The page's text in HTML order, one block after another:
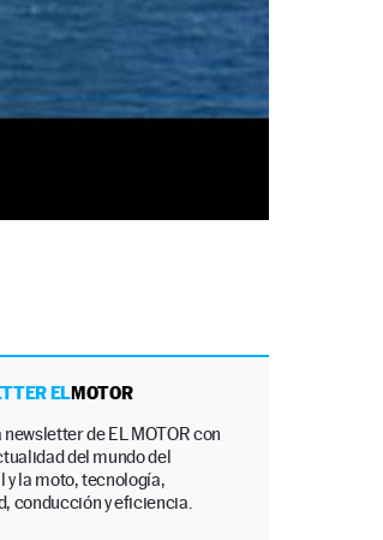
ELMOTOR
newsletter de EL MOTOR con
del mundo del
y la moto, tecnología,
conducción y eficiencia.